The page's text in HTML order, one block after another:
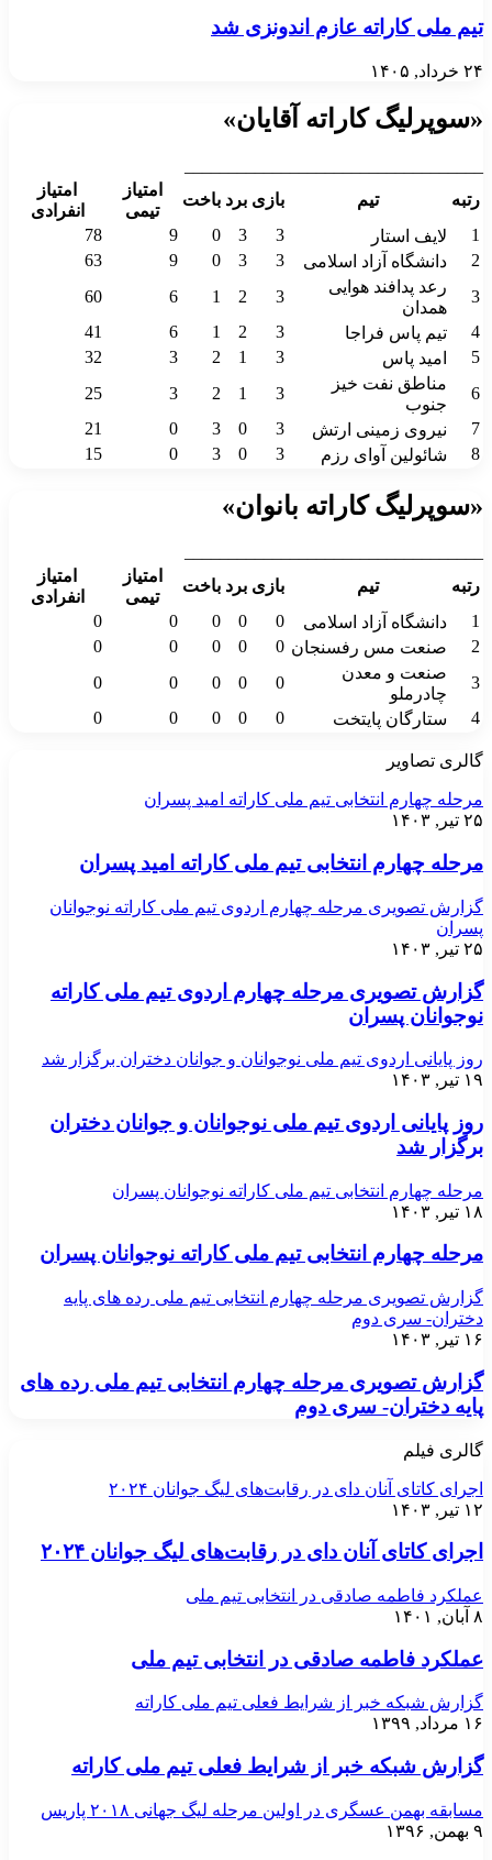
تیم ملی کاراته عازم اندونزی شد
۲۴ خرداد, ۱۴۰۵
«سوپرلیگ کاراته آقایان»
رتبه
تیم بازی برد باخت
امتیاز
تیمی
امتیاز
انفرادی
1
لایف استار 3
3
0
9
78
2
دانشگاه آزاد اسلامی 3
3
0
9
63
3
رعد پدافند هوایی
همدان
3
2
1
6
60
4
تیم پاس فراجا 3
2
1
6
41
5
امید پاس 3
1
2
3
32
6
مناطق نفت خیز
جنوب
3
1
2
3
25
7
نیروی زمینی ارتش 3
0
3
0
21
8
شائولین آوای رزم 3
0
3
0
15
«سوپرلیگ کاراته بانوان»
رتبه
تیم بازی برد باخت
امتیاز
تیمی
امتیاز
انفرادی
1
دانشگاه آزاد اسلامی 0
0
0
0
0
2
صنعت مس رفسنجان 0
0
0
0
0
3
صنعت و معدن
چادرملو
0
0
0
0
0
4
ستارگان پایتخت 0
0
0
0
0
گالری تصاویر
مرحله چهارم انتخابی تیم ملی کاراته امید پسران
۲۵ تیر, ۱۴۰۳
مرحله چهارم انتخابی تیم ملی کاراته امید پسران
گزارش تصویری مرحله چهارم اردوی تیم ملی کاراته نوجوانان
پسران
۲۵ تیر, ۱۴۰۳
گزارش تصویری مرحله چهارم اردوی تیم ملی کاراته
نوجوانان پسران
روز پایانی اردوی تیم ملی نوجوانان و جوانان دختران برگزار شد
۱۹ تیر, ۱۴۰۳
روز پایانی اردوی تیم ملی نوجوانان و جوانان دختران
برگزار شد
مرحله چهارم انتخابی تیم ملی کاراته نوجوانان پسران
۱۸ تیر, ۱۴۰۳
مرحله چهارم انتخابی تیم ملی کاراته نوجوانان پسران
گزارش تصویری مرحله چهارم انتخابی تیم ملی رده های پایه
دختران- سری دوم
۱۶ تیر, ۱۴۰۳
گزارش تصویری مرحله چهارم انتخابی تیم ملی رده های
پایه دختران- سری دوم
گالری فیلم
اجرای کاتای آنان دای در رقابت‌های لیگ جوانان ۲۰۲۴
۱۲ تیر, ۱۴۰۳
اجرای کاتای آنان دای در رقابت‌های لیگ جوانان ۲۰۲۴
عملکرد فاطمه صادقی در انتخابی تیم ملی
۸ آبان, ۱۴۰۱
عملکرد فاطمه صادقی در انتخابی تیم ملی
گزارش شبکه خبر از شرایط فعلی تیم ملی کاراته
۱۶ مرداد, ۱۳۹۹
گزارش شبکه خبر از شرایط فعلی تیم ملی کاراته
مسابقه بهمن عسگری در اولین مرحله لیگ جهانی ۲۰۱۸ پاریس
۹ بهمن, ۱۳۹۶